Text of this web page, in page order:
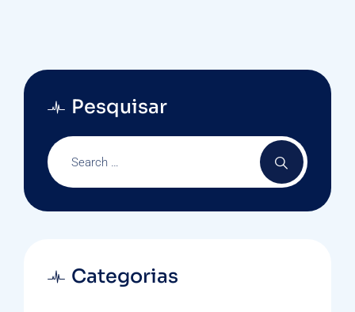
Pesquisar
Categorias